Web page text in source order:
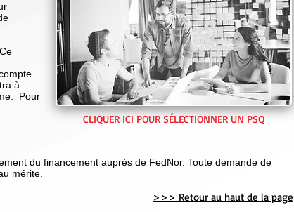
à
Pour
CLIQUER ICI POUR SÉLECTIONNER UN PSQ
du financement auprès de FedNor. Toute demande de
mérite.
>>> Retour au haut de la page